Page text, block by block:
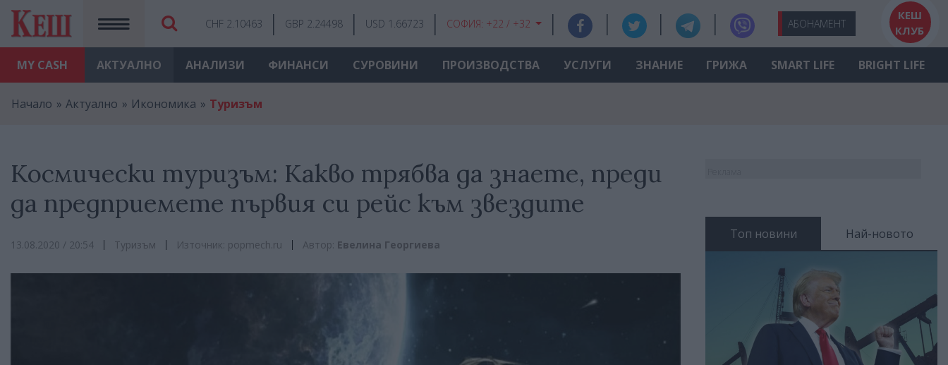
MY CASH
CHF 2.10463 GBP 2.24498 USD 1.66723 СОФИЯ: +22 / +32 АБОНАМЕНТ
КЕШ
КЛУБ
АКТУАЛНО АНАЛИЗИ ФИНАНСИ СУРОВИНИ ПРОИЗВОДСТВА УСЛУГИ ЗНАНИЕ ГРИЖА SMART LIFE BRIGHT LIFE
Начало Актуално Икономика Туризъм
Космически туризъм: Какво трябва да знаете, преди
да предприемете първия си рейс към звездите
13.08.2020 / 20:54 Туризъм Източник: popmech.ru Автор: Евелина Георгиева
Топ новини Най-новото